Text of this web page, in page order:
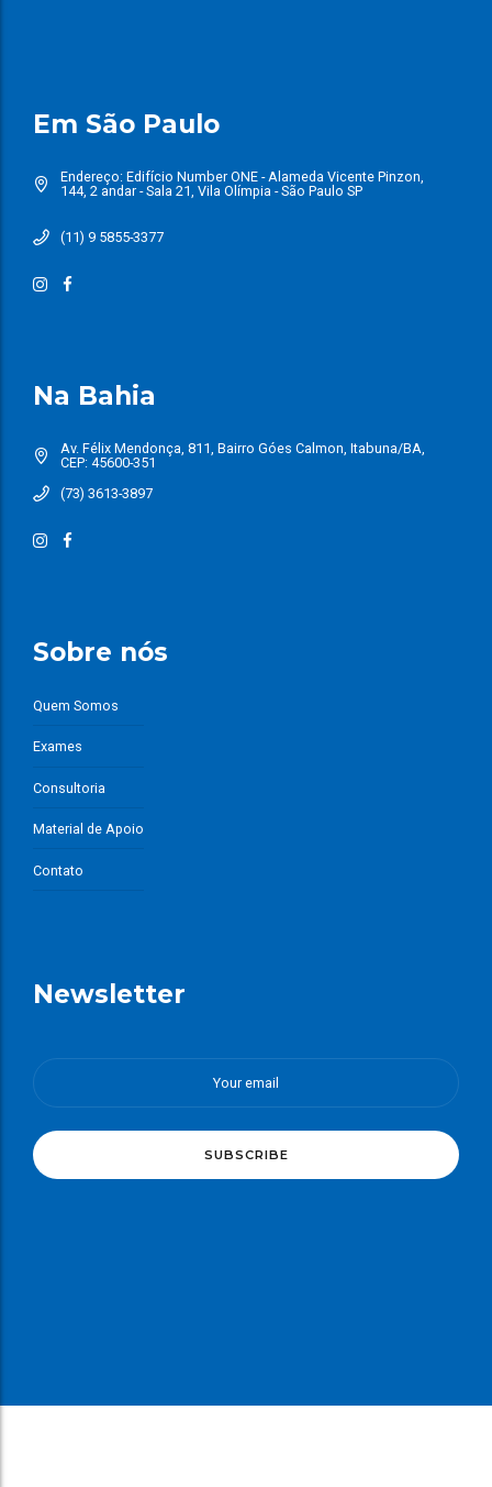
Em São Paulo
Endereço: Edifício Number ONE - Alameda Vicente Pinzon,
144, 2 andar - Sala 21, Vila Olímpia - São Paulo SP
(11) 9 5855-3377
Na Bahia
Av. Félix Mendonça, 811, Bairro Góes Calmon, Itabuna/BA,
CEP: 45600-351
(73) 3613-3897
Sobre nós
Quem Somos
Exames
Consultoria
Material de Apoio
Contato
Newsletter